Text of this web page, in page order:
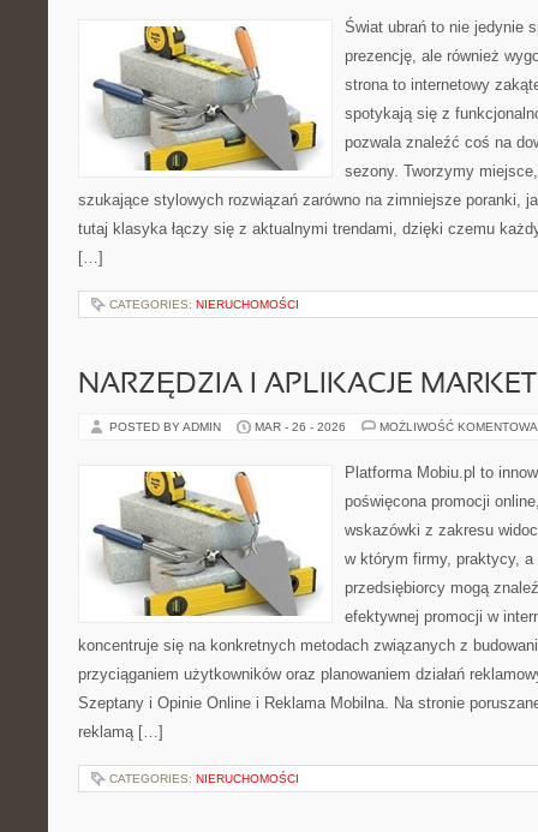
Świat ubrań to nie jedynie
prezencję, ale również
strona to internetowy
spotykają się z
pozwala znaleźć coś na
sezony. Tworzymy
szukające stylowych rozwiązań zarówno na zimniejsze poranki,
tutaj klasyka łączy się z aktualnymi trendami, dzięki czemu
[…]
CATEGORIES: NIERUCHOMOŚCI
NARZĘDZIA I APLIKACJE
POSTED BY ADMIN MAR - 26 - 2026 MOŻLIWOŚĆ
Platforma Mobiu.pl to
poświęcona promocji
wskazówki z zakresu
w którym firmy, praktycy,
przedsiębiorcy mogą
efektywnej promocji w
koncentruje się na konkretnych metodach związanych z
przyciąganiem użytkowników oraz planowaniem działań
Szeptany i Opinie Online i Reklama Mobilna. Na stronie
reklamą […]
CATEGORIES: NIERUCHOMOŚCI